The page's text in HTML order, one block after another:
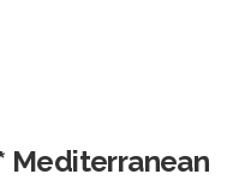
Mediterranean